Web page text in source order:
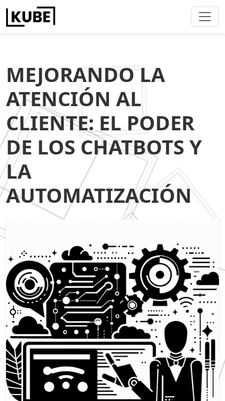
MEJORANDO LA
ATENCIÓN AL
CLIENTE: EL PODER
DE LOS CHATBOTS Y
LA
AUTOMATIZACIÓN